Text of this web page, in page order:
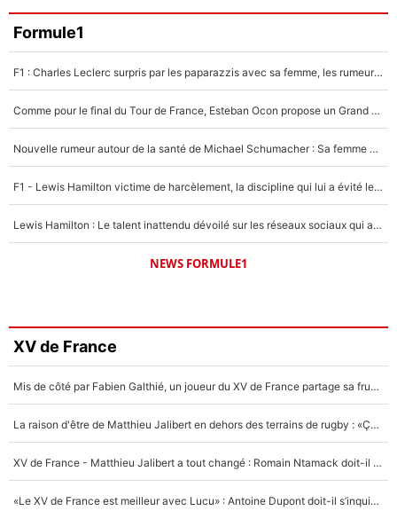
Formule1
F1 : Charles Leclerc surpris par les paparazzis avec sa femme, les rumeurs étaient vraies !
Comme pour le final du Tour de France, Esteban Ocon propose un Grand Prix de Formule 1 à Paris : «Autour de l’Arc de Triomphe, ce serait génial» !
Nouvelle rumeur autour de la santé de Michael Schumacher : Sa femme Corinna sort du silence
F1 - Lewis Hamilton victime de harcèlement, la discipline qui lui a évité le pire : «J'aurais probablement mal tourné»
Lewis Hamilton : Le talent inattendu dévoilé sur les réseaux sociaux qui a impressionné Kim Kardashian pendant leurs vacances en amoureux !
NEWS FORMULE1
XV de France
Mis de côté par Fabien Galthié, un joueur du XV de France partage sa frustration : «ils ne me l’ont pas dit tout de suite»
La raison d'être de Matthieu Jalibert en dehors des terrains de rugby : «Ça m'atteint autant que si tu touches à un membre de ma famille»
XV de France - Matthieu Jalibert a tout changé : Romain Ntamack doit-il s’inquiéter pour sa place à un an de la Coupe du monde ?
«Le XV de France est meilleur avec Lucu» : Antoine Dupont doit-il s’inquiéter pour sa place ?